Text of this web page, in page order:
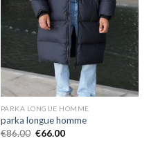
PARKA LONGUE HOMME
parka longue homme
€86.00 €66.00